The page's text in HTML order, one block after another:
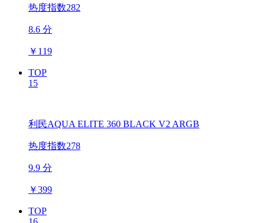
热度指数282
8.6 分
￥ 119
TOP
15
利民AQUA ELITE 360 BLACK V2 ARGB
热度指数278
9.9 分
￥399
TOP